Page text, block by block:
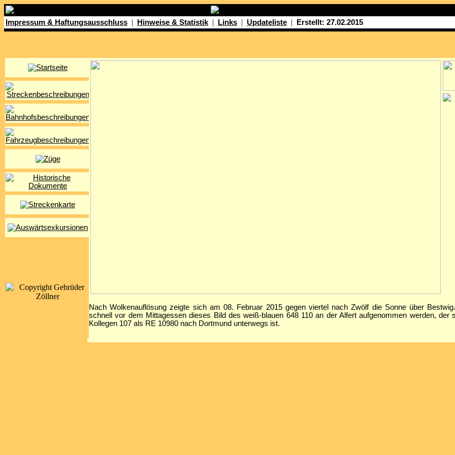
Impressum & Haftungsausschluss | Hinweise & Statistik | Links | Updateliste | Erstellt: 27.02.2015
Nach Wolkenauflösung zeigte sich am 08. Februar 2015 gegen viertel nach Zwölf die Sonne über
schnell vor dem Mittagessen dieses Bild des weiß-blauen 648 110 an der Alfert aufgenommen werden, der
Kollegen 107 als RE 10980 nach Dortmund unterwegs ist.